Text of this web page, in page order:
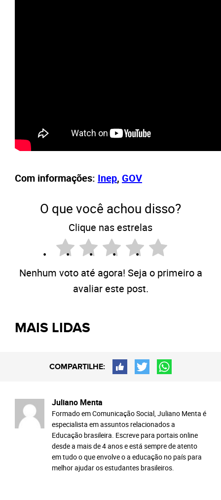
Com informações: Inep, GOV
O que você achou disso?
Clique nas estrelas
Nenhum voto até agora! Seja o primeiro a
avaliar este post.
MAIS LIDAS
COMPARTILHE:
Juliano Menta
Formado em Comunicação Social, Juliano Menta é
especialista em assuntos relacionados a
Educação brasileira. Escreve para portais online
desde a mais de 4 anos e está sempre de atento
em tudo o que envolve o a educação no país para
melhor ajudar os estudantes brasileiros.